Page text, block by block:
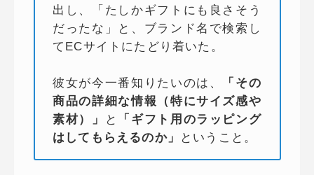
出し、「たしかギフトにも良さそう
だったな」と、ブランド名で検索し
てECサイトにたどり着いた。
彼女が今一番知りたいのは、
「その
商品の詳細な情報（特にサイズ感や
素材）」
と
「ギフト用のラッピング
はしてもらえるのか」
ということ。